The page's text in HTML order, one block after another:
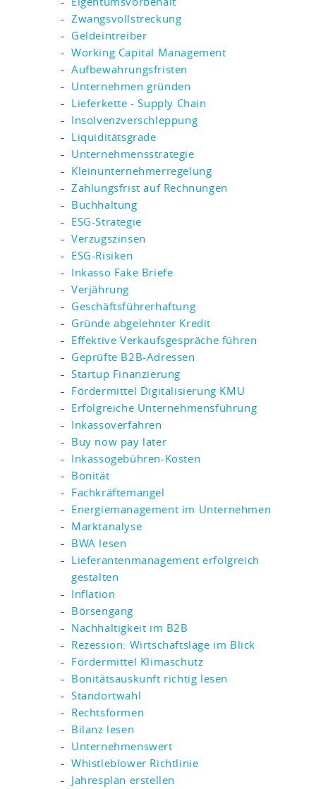
Zwangsvollstreckung
Geldeintreiber
Working Capital Management
Aufbewahrungsfristen
Unternehmen gründen
Lieferkette - Supply Chain
Insolvenzverschleppung
Liquiditätsgrade
Unternehmensstrategie
Kleinunternehmerregelung
Zahlungsfrist auf Rechnungen
Buchhaltung
ESG-Strategie
Verzugszinsen
ESG-Risiken
Inkasso Fake Briefe
Verjährung
Geschäftsführerhaftung
Gründe abgelehnter Kredit
Effektive Verkaufsgespräche führen
Geprüfte B2B-Adressen
Startup Finanzierung
Fördermittel Digitalisierung KMU
Erfolgreiche Unternehmensführung
Inkassoverfahren
Buy now pay later
Inkassogebühren-Kosten
Bonität
Fachkräftemangel
Energiemanagement im Unternehmen
Marktanalyse
BWA lesen
Lieferantenmanagement erfolgreich
gestalten
Inflation
Börsengang
Nachhaltigkeit im B2B
Rezession: Wirtschaftslage im Blick
Fördermittel Klimaschutz
Bonitätsauskunft richtig lesen
Standortwahl
Rechtsformen
Bilanz lesen
Unternehmenswert
Whistleblower Richtlinie
Jahresplan erstellen